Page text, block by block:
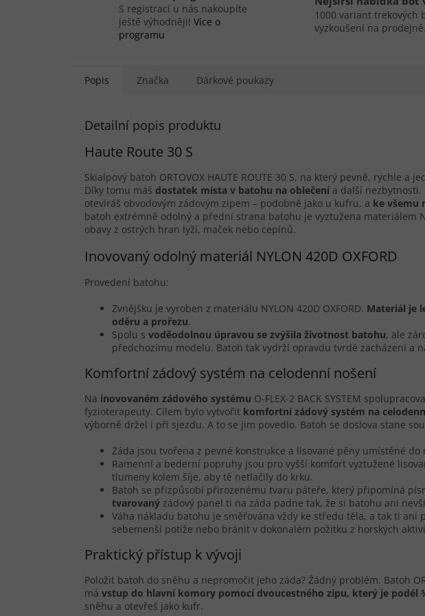
S registrací u nás nakoupíte
ještě výhodněji! Více o
programu
1000 variant trekových
vyzkoušení na prodejně.
Popis Značka Dárkové poukazy
Detailní popis produktu
Haute Route 30 S
Skialpový batoh ORTOVOX HAUTE ROUTE 30 S, na který pevně, rychle a
Díky tomu máš dostatek místa v batohu na oblečení a další nezbytnosti.
otevíráš obvodovým zádovým zipem – podobně jako u kufru, a ke všemu
batoh extrémně odolný a přední strana batohu je vyztužena materiálem
obavy z ostrých hran lyží, maček nebo cepínů.
Inovovaný odolný materiál NYLON 420D OXFORD
Provedení batohu:
Zvnějšku je vyroben z materiálu NYLON 420D OXFORD. Materiál je
oděru a prořezu.
Spolu s voděodolnou úpravou se zvýšila životnost batohu, ale
předchozímu modelu. Batoh tak vydrží opravdu tvrdé zacházení a
Komfortní zádový systém na celodenní nošení
Na inovovaném zádového systému O-FLEX-2 BACK SYSTEM
fyzioterapeuty. Cílem bylo vytvořit komfortní zádový systém na
výborně držel i při sjezdu. A to se jim povedlo. Batoh se doslova stane
Záda jsou tvořena z pevné konstrukce a lisované pěny umístěné
Ramenní a bederní popruhy jsou pro vyšší komfort vyztužené
tlumeny kolem šíje, aby tě netlačily do krku.
Batoh se přizpůsobí přirozenému tvaru páteře, který připomíná
tvarovaný zádový panel ti na záda padne tak, že si batohu ani
Váha nákladu batohu je směřována vždy ke středu těla, a tak ti
sebemenší potíže nebo bránit v dokonalém požitku z horských
Praktický přístup k vývoji
Položit batoh do sněhu a nepromočit jeho záda? Žádný problém. Batoh
má vstup do hlavní komory pomocí dvoucestného zipu, který je podél
sněhu a otevřeš jako kufr.